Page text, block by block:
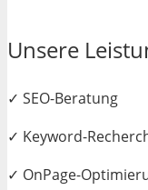
Unsere
✓ SEO-Beratung
✓ Keyword-
✓ OnPage-